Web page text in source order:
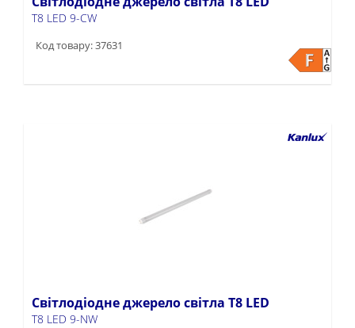
T8 LED 9-CW
Код товару: 37631
Світлодіодне джерело світла T8 LED
T8 LED 9-NW